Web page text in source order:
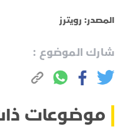
المصدر: رويترز
شارك الموضوع :
موضوعات